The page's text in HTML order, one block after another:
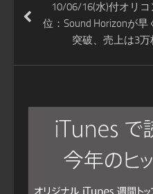
10/06/16(水)付オリ
位：Sound Horizonが
突破、売上は3万